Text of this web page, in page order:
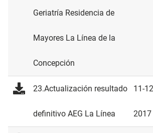
Geriatría Residencia de
Mayores La Línea de la
Concepción
23.Actualización resultado
definitivo AEG La Línea
11-
2017